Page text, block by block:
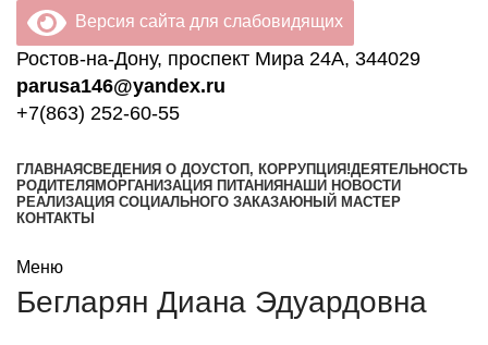
Версия сайта для слабовидящих
Ростов-на-Дону, проспект Мира 24А, 344029
parusa146@yandex.ru
+7(863) 252-60-55
ГЛАВНАЯСВЕДЕНИЯ О ДОУСТОП, КОРРУПЦИЯ!ДЕЯТЕЛЬНОСТЬ
РОДИТЕЛЯМОРГАНИЗАЦИЯ ПИТАНИЯ НАШИ НОВОСТИ
РЕАЛИЗАЦИЯ СОЦИАЛЬНОГО ЗАКАЗАЮНЫЙ МАСТЕР
КОНТАКТЫ
Меню
Бегларян Диана Эдуардовна